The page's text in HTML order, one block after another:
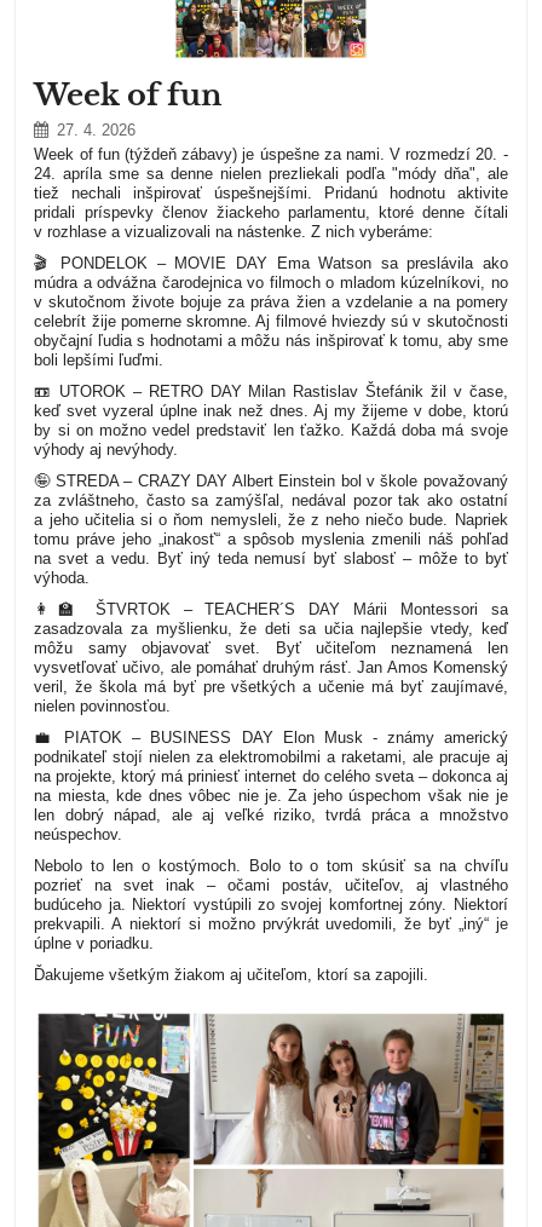
Week of fun
27. 4. 2026
Week of fun (týždeň zábavy) je úspešne za nami. V rozmedzí 20. -
24. apríla sme sa denne nielen prezliekali podľa "módy dňa", ale
tiež nechali inšpirovať úspešnejšími. Pridanú hodnotu aktivite
pridali príspevky členov žiackeho parlamentu, ktoré denne čítali
v rozhlase a vizualizovali na nástenke. Z nich vyberáme:
🎬 PONDELOK – MOVIE DAY Ema Watson sa preslávila ako
múdra a odvážna čarodejnica vo filmoch o mladom kúzelníkovi, no
v skutočnom živote bojuje za práva žien a vzdelanie a na pomery
celebrít žije pomerne skromne. Aj filmové hviezdy sú v skutočnosti
obyčajní ľudia s hodnotami a môžu nás inšpirovať k tomu, aby sme
boli lepšími ľuďmi.
📼 UTOROK – RETRO DAY Milan Rastislav Štefánik žil v čase,
keď svet vyzeral úplne inak než dnes. Aj my žijeme v dobe, ktorú
by si on možno vedel predstaviť len ťažko. Každá doba má svoje
výhody aj nevýhody.
🤪 STREDA – CRAZY DAYAlbert Einstein bol v škole považovaný
za zvláštneho, často sa zamýšľal, nedával pozor tak ako ostatní
a jeho učitelia si o ňom nemysleli, že z neho niečo bude. Napriek
tomu práve jeho „inakosť“ a spôsob myslenia zmenili náš pohľad
na svet a vedu. Byť iný teda nemusí byť slabosť – môže to byť
výhoda.
👩🏫 ŠTVRTOK – TEACHER´S DAY Márii Montessori sa
zasadzovala za myšlienku, že deti sa učia najlepšie vtedy, keď
môžu samy objavovať svet. Byť učiteľom neznamená len
vysvetľovať učivo, ale pomáhať druhým rásť. Jan Amos Komenský
veril, že škola má byť pre všetkých a učenie má byť zaujímavé,
nielen povinnosťou.
💼 PIATOK – BUSINESS DAY Elon Musk - známy americký
podnikateľ stojí nielen za elektromobilmi a raketami, ale pracuje aj
na projekte, ktorý má priniesť internet do celého sveta – dokonca aj
na miesta, kde dnes vôbec nie je. Za jeho úspechom však nie je
len dobrý nápad, ale aj veľké riziko, tvrdá práca a množstvo
neúspechov.
Nebolo to len o kostýmoch. Bolo to o tom skúsiť sa na chvíľu
pozrieť na svet inak – očami postáv, učiteľov, aj vlastného
budúceho ja. Niektorí vystúpili zo svojej komfortnej zóny. Niektorí
prekvapili. A niektorí si možno prvýkrát uvedomili, že byť „iný“ je
úplne v poriadku.
Ďakujeme všetkým žiakom aj učiteľom, ktorí sa zapojili.